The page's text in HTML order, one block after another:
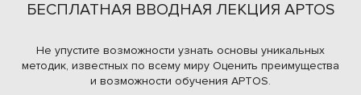
БЕСПЛАТНАЯ ВВОДНАЯ ЛЕКЦИЯ APTOS
Не упустите возможности узнать основы уникальных
методик, известных по всему миру Оценить преимущества
и возможности обучения APTOS.